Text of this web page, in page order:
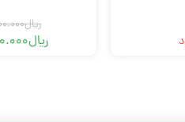
ریال
ریال